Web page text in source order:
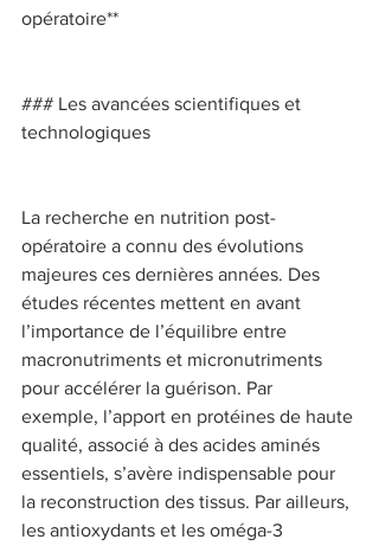
opératoire**
### Les avancées scientifiques et
technologiques
La recherche en nutrition post-
opératoire a connu des évolutions
majeures ces dernières années. Des
études récentes mettent en avant
l’importance de l’équilibre entre
macronutriments et micronutriments
pour accélérer la guérison. Par
exemple, l’apport en protéines de haute
qualité, associé à des acides aminés
essentiels, s’avère indispensable pour
la reconstruction des tissus. Par ailleurs,
les antioxydants et les oméga-3